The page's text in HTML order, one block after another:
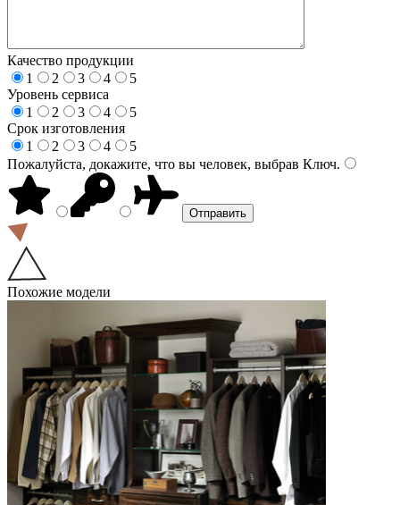
Качество продукции
1
2 3 4
5
Уровень сервиса
1
2 3 4
5
Срок изготовления
1
2 3 4
5
Пожалуйста, докажите, что вы человек, выбрав Ключ.
Похожие модели